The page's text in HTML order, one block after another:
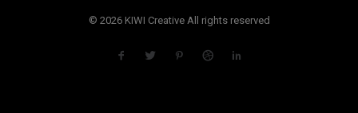
© 2026 KIWI Creative All rights reserved